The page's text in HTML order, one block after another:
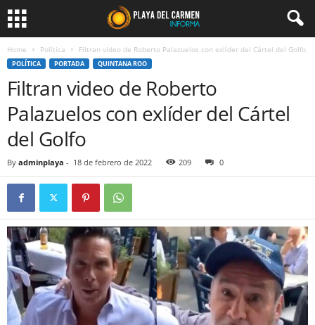
Home Política Filtran video de Roberto Palazuelos con exlíder del Cártel del Golfo
POLÍTICA PORTADA QUINTANA ROO
Filtran video de Roberto
Palazuelos con exlíder del Cártel
del Golfo
By adminplaya - 18 de febrero de 2022 209 0